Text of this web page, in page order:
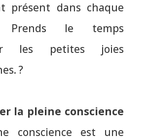
présent dans chaque
Prends le temps
les petites joies
?
la pleine conscience
conscience est une